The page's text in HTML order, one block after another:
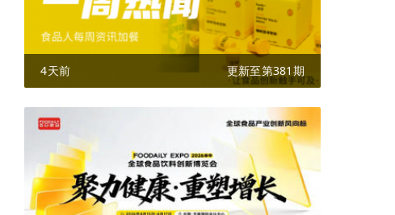
4天前 更新至第381期